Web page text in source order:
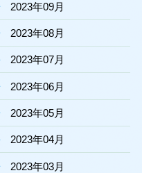
2023年09月
2023年08月
2023年07月
2023年06月
2023年05月
2023年04月
2023年03月